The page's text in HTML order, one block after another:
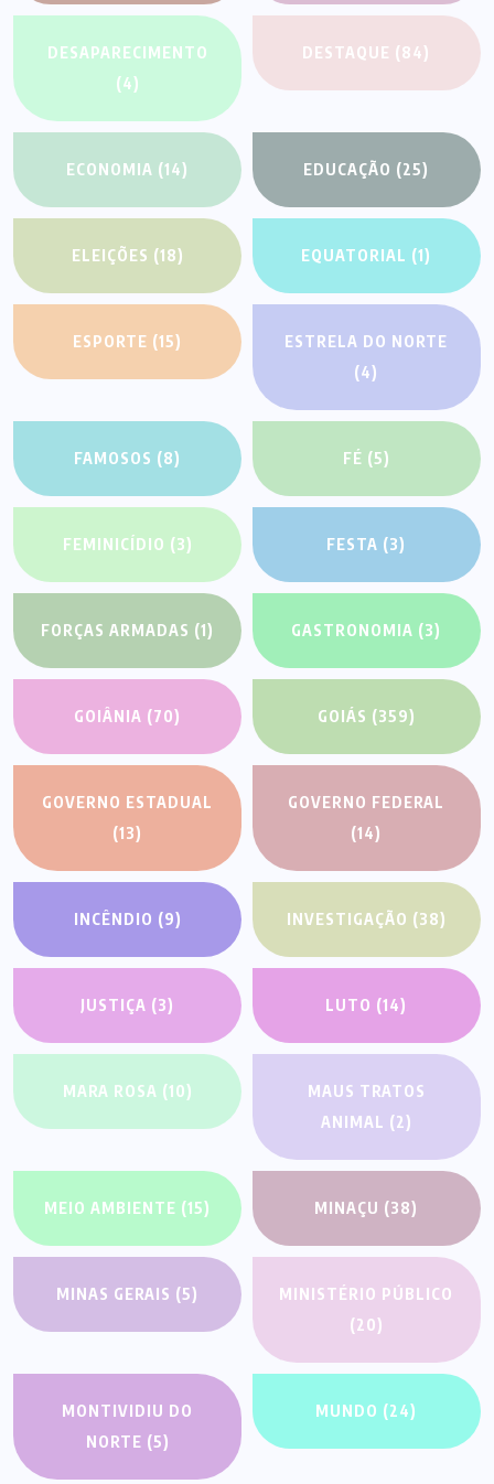
DESAPARECIMENTO
(4)
DESTAQUE (84)
ECONOMIA (14) EDUCAÇÃO (25)
ELEIÇÕES (18) EQUATORIAL (1)
ESPORTE (15)
ESTRELA DO NORTE
(4)
FAMOSOS (8) FÉ (5)
FEMINICÍDIO (3) FESTA (3)
FORÇAS ARMADAS (1) GASTRONOMIA (3)
GOIÂNIA (70) GOIÁS (359)
GOVERNO ESTADUAL
(13)
GOVERNO FEDERAL
(14)
INCÊNDIO (9) INVESTIGAÇÃO (38)
JUSTIÇA (3) LUTO (14)
MARA ROSA (10)
MAUS TRATOS
ANIMAL (2)
MEIO AMBIENTE (15) MINAÇU (38)
MINAS GERAIS (5)
MINISTÉRIO PÚBLICO
(20)
MONTIVIDIU DO
NORTE (5)
MUNDO (24)